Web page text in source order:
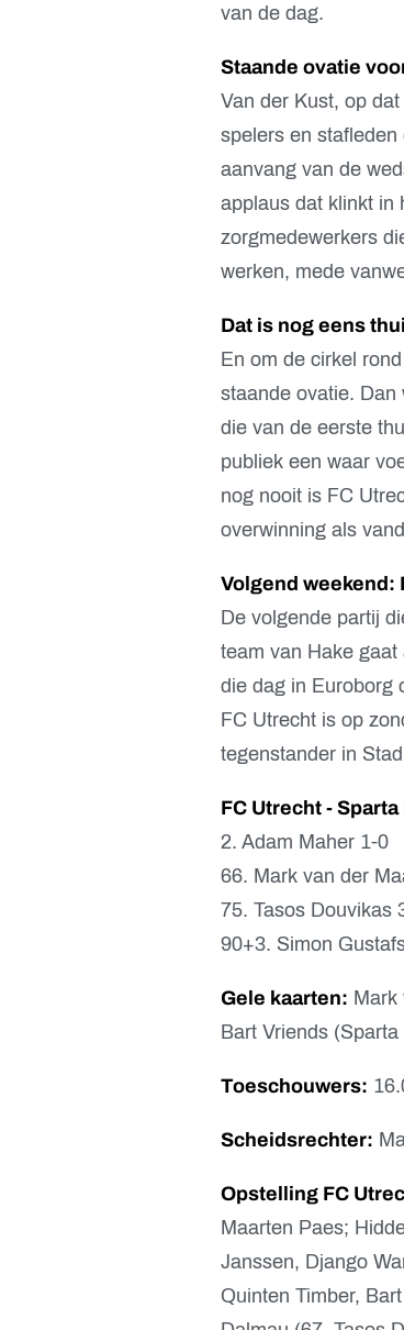
van de dag.
Staande ovatie
Van der Kust, op
spelers en
aanvang van de
applaus dat klinkt in
zorgmedewerkers
werken, mede
Dat is nog eens
En om de cirkel
staande ovatie. Dan
die van de eerste
publiek een waar
nog nooit is FC
overwinning als
Volgend weekend:
De volgende partij
team van Hake
die dag in Euroborg
FC Utrecht is op
tegenstander in
FC Utrecht -
2. Adam Maher 1-0
66. Mark van der
75. Tasos Douvikas
90+3. Simon
Gele kaarten: Mark
Bart Vriends
Toeschouwers:
Scheidsrechter:
Opstelling FC
Maarten Paes;
Janssen, Django
Quinten Timber,